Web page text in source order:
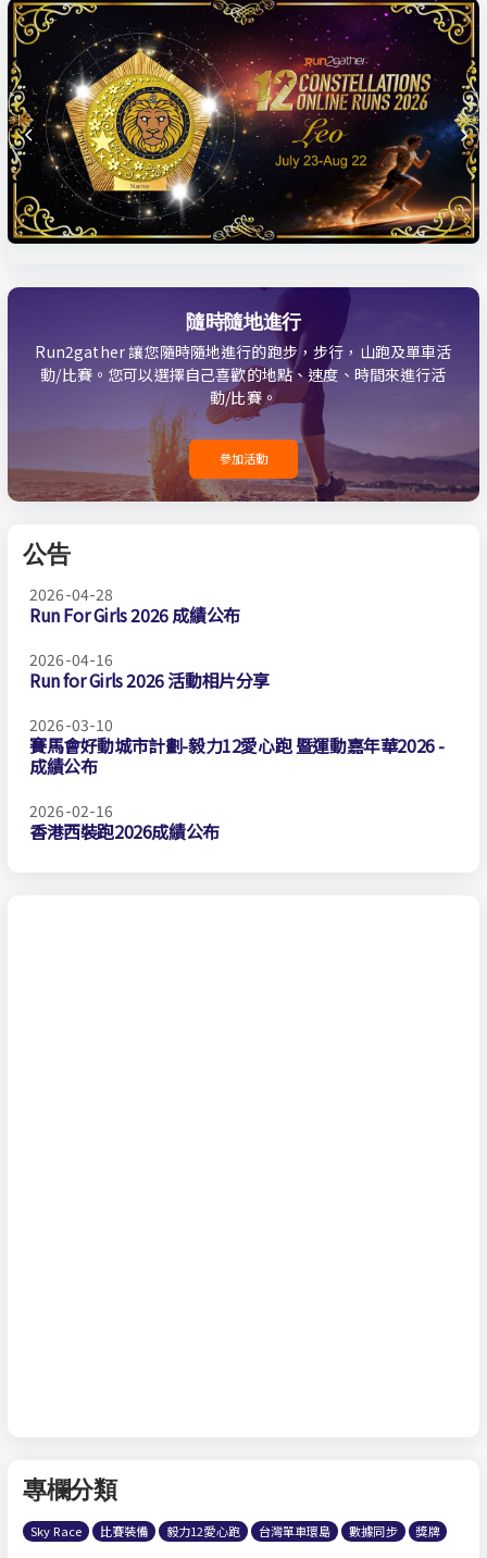
隨時隨地進行
Run2gather 讓您隨時隨地進行的跑步，步行，山跑及單車活
動/比賽。您可以選擇自己喜歡的地點、速度、時間來進行活
動/比賽。
參加活動
公告
2026-04-28
Run For Girls 2026 成績公布
2026-04-16
Run for Girls 2026 活動相片分享
2026-03-10
賽馬會好動城市計劃-毅力12愛心跑 暨運動嘉年華2026 -
成績公布
2026-02-16
香港西裝跑2026成績公布
專欄分類
Sky Race 比賽裝備 毅力12愛心跑 台灣單車環島 數據同步 獎牌